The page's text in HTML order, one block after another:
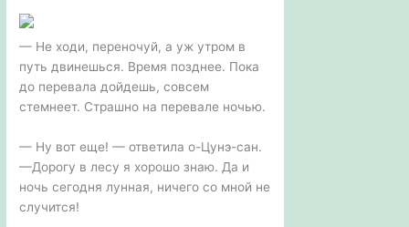
— Не ходи, переночуй, а уж утром в
путь двинешься. Время позднее. Пока
до перевала дойдешь, совсем
стемнеет. Страшно на перевале ночью.
— Ну вот еще! — ответила о-Цунэ-сан.
—Дорогу в лесу я хорошо знаю. Да и
ночь сегодня лунная, ничего со мной не
случится!